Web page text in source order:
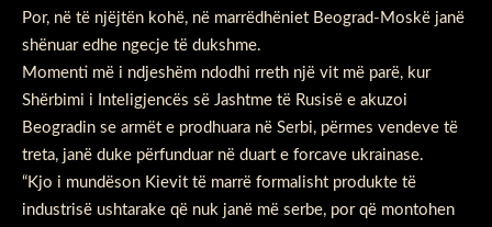
Por, në të njëjtën kohë, në marrëdhëniet Beograd-Moskë janë
shënuar edhe ngecje të dukshme.
Momenti më i ndjeshëm ndodhi rreth një vit më parë, kur
Shërbimi i Inteligjencës së Jashtme të Rusisë e akuzoi
Beogradin se armët e prodhuara në Serbi, përmes vendeve të
treta, janë duke përfunduar në duart e forcave ukrainase.
“Kjo i mundëson Kievit të marrë formalisht produkte të
industrisë ushtarake që nuk janë më serbe, por që montohen